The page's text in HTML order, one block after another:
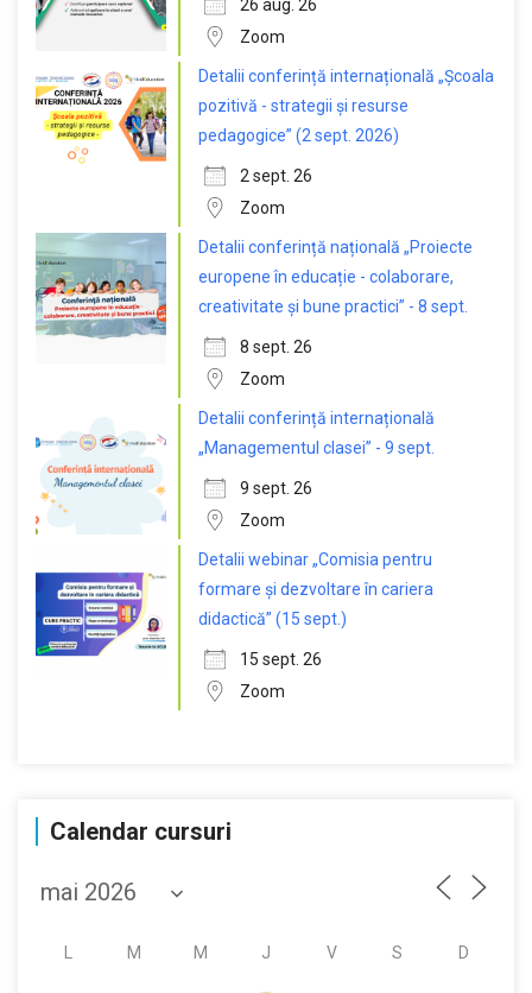
26 aug. 26
Zoom
Detalii conferință internațională „Școala
pozitivă - strategii și resurse
pedagogice” (2 sept. 2026)
2 sept. 26
Zoom
Detalii conferință națională „Proiecte
europene în educație - colaborare,
creativitate și bune practici” - 8 sept.
8 sept. 26
Zoom
Detalii conferință internațională
„Managementul clasei” - 9 sept.
9 sept. 26
Zoom
Detalii webinar „Comisia pentru
formare și dezvoltare în cariera
didactică” (15 sept.)
15 sept. 26
Zoom
Calendar cursuri
M M J V S D